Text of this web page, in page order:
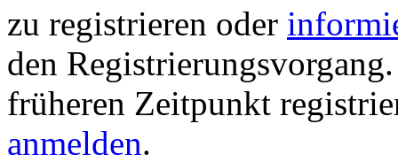
zu registrieren oder
den
früheren Zeitpunkt
anmelden.